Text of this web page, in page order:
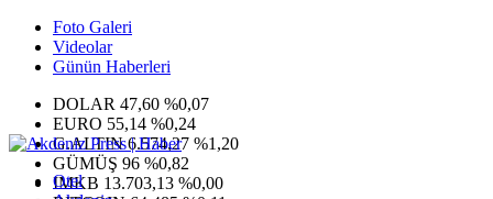
Foto Galeri
Videolar
Günün Haberleri
DOLAR 47,60 %0,07
EURO 55,14 %0,24
G.ALTIN6.574,27 %1,20
GÜMÜŞ 96 %0,82
IMKB 13.703,13 %0,00
Otel